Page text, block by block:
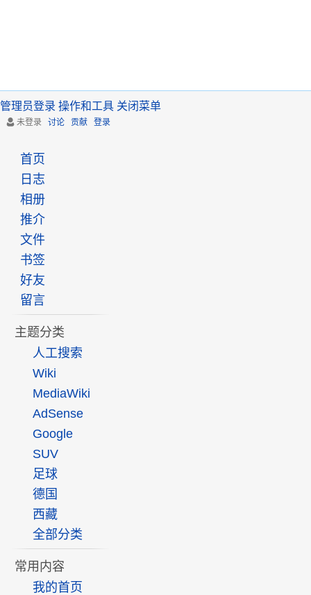
管理员登录 操作和工具 关闭菜单
未登录 讨论 贡献 登录
首页
日志
相册
推介
文件
书签
好友
留言
主题分类
人工搜索
Wiki
MediaWiki
AdSense
Google
SUV
足球
德国
西藏
全部分类
常用内容
我的首页